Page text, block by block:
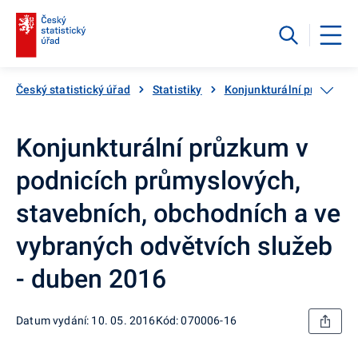
Český statistický úřad Statistiky Konjunkturální průzkumy
Konjunkturální průzkum v
podnicích průmyslových,
stavebních, obchodních a ve
vybraných odvětvích služeb
- duben 2016
Datum vydání: 10. 05. 2016Kód: 070006-16